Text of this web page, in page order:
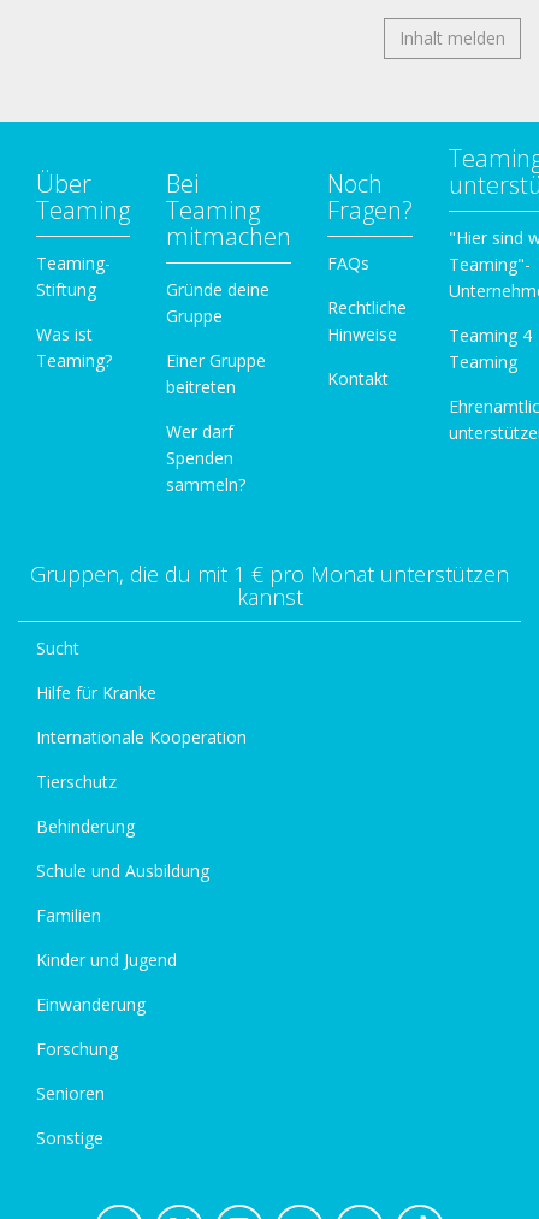
Inhalt melden
Über
Teaming
Teaming-
Stiftung
Was ist
Teaming?
Bei
Teaming
mitmachen
Gründe deine
Gruppe
Einer Gruppe
beitreten
Wer darf
Spenden
sammeln?
Noch
Fragen?
FAQs
Rechtliche
Hinweise
Kontakt
"Hier sind
Teaming"-
Teaming 4
Teaming
Gruppen, die du mit 1 € pro Monat unterstützen
kannst
Sucht
Hilfe für Kranke
Internationale Kooperation
Tierschutz
Behinderung
Schule und Ausbildung
Familien
Kinder und Jugend
Einwanderung
Forschung
Senioren
Sonstige